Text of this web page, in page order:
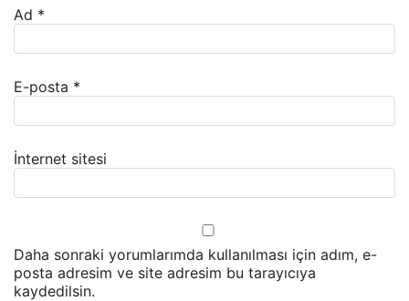
Ad *
E-posta *
İnternet sitesi
Daha sonraki yorumlarımda kullanılması için adım, e-
posta adresim ve site adresim bu tarayıcıya
kaydedilsin.